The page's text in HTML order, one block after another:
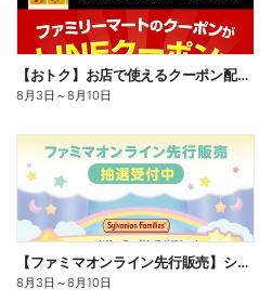
【おトク】お店で使えるクーポン配信中
8月3日 ～8月10日
【ファミマオンライン先行販売】シルバニアファミリー
8月3日 ～8月10日